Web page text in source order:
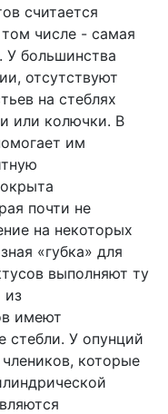
считается
числе - самая
. У большинства
, отсутствуют
на стеблях
или колючки. В
им
почти не
на некоторых
«губка» для
выполняют ту
из
имеют
стебли. У опунций
которые